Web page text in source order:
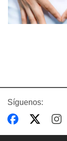
Síguenos: